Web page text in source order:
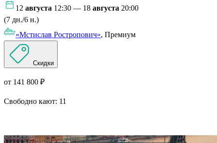
12 августа 12:30 — 18 августа 20:00
(7 дн./6 н.)
«Мстислав Ростропович», Премиум
Скидки
от 141 800 ₽
Свободно кают: 11